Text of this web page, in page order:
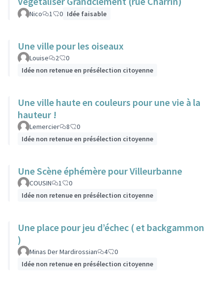
Nico 1 0 Idée faisable
Une ville pour les oiseaux
Louise 2
0
Idée non retenue en présélection citoyenne
Une ville haute en couleurs pour une vie à la
hauteur !
Lemercier 8
0
Idée non retenue en présélection citoyenne
Une Scène éphémère pour Villeurbanne
COUSIN 1
0
Idée non retenue en présélection citoyenne
Une place pour jeu d’échec ( et backgammon
)
Minas Der Mardirossian 4
0
Idée non retenue en présélection citoyenne